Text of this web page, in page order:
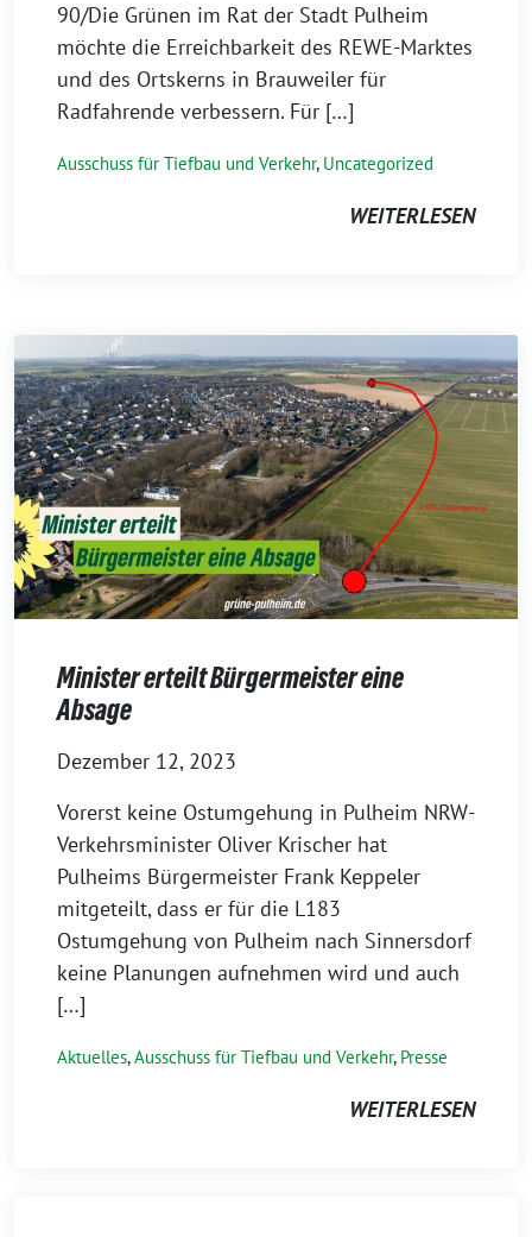
90/Die Grünen im Rat der Stadt Pulheim
möchte die Erreichbarkeit des REWE-Marktes
und des Ortskerns in Brauweiler für
Radfahrende verbessern. Für […]
Ausschuss für Tiefbau und Verkehr, Uncategorized
WEITERLESEN
Minister erteilt Bürgermeister eine
Absage
Dezember 12, 2023
Vorerst keine Ostumgehung in Pulheim NRW-
Verkehrsminister Oliver Krischer hat
Pulheims Bürgermeister Frank Keppeler
mitgeteilt, dass er für die L183
Ostumgehung von Pulheim nach Sinnersdorf
keine Planungen aufnehmen wird und auch
[…]
Aktuelles,Ausschuss für Tiefbau und Verkehr, Presse
WEITERLESEN